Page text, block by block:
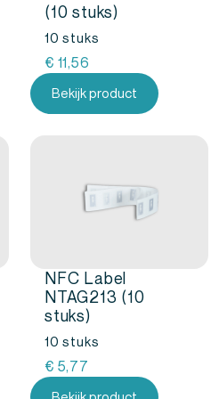
(10 stuks)
10 stuks
€ 11,56
Bekijk product
NFC Label
NTAG213 (10
stuks)
10 stuks
€ 5,77